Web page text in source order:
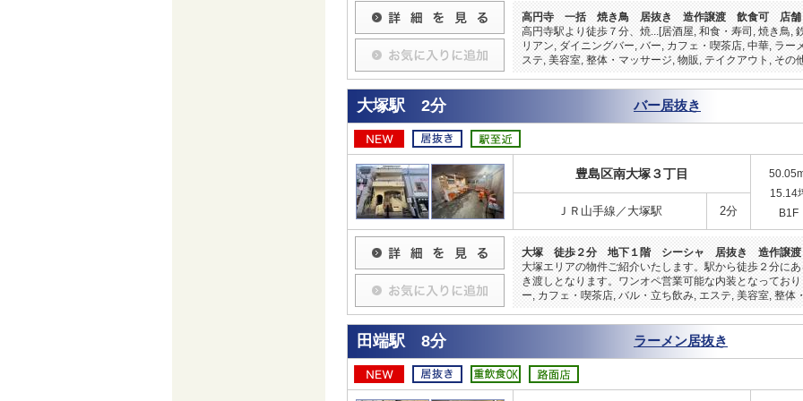
高円寺 一括 焼き鳥 居抜き 造作譲渡 飲食可 店
高円寺駅より徒歩７分、焼...[居酒屋, 和食・寿司, 焼き鳥,
リアン, ダイニングバー, バー, カフェ・喫茶店, 中華, ラ
ステ, 美容室, 整体・マッサージ, 物販, テイクアウト, その
大塚駅 2分 バー居抜き
豊島区南大塚３丁目
15.14
B1F
ＪＲ山手線／大塚駅 2分
大塚 徒歩２分 地下１階 シーシャ 居抜き 造作譲
大塚エリアの物件ご紹介いたします。駅から徒歩２分に
き渡しとなります。ワンオペ営業可能な内装となってお
ー, カフェ・喫茶店, バル・立ち飲み, エステ, 美容室, 整体
田端駅 8分 ラーメン居抜き